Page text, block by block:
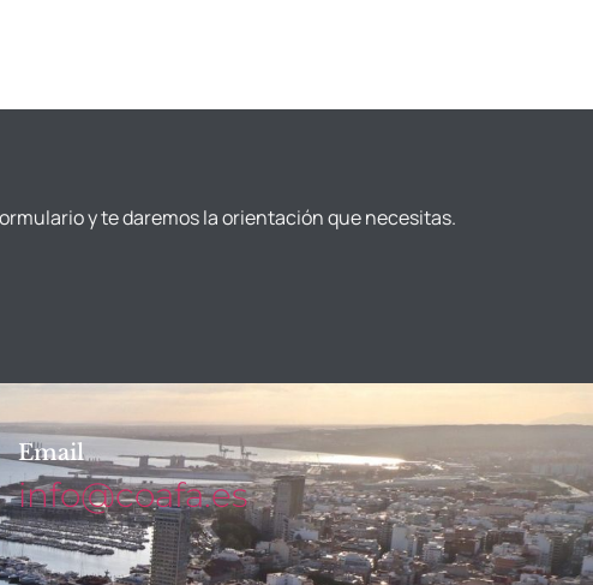
y te daremos la orientación que necesitas.
Email
info@coafa.es